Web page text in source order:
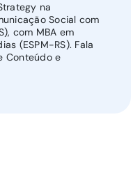
na
Social com
com MBA em
(ESPM-RS). Fala
Conteúdo e